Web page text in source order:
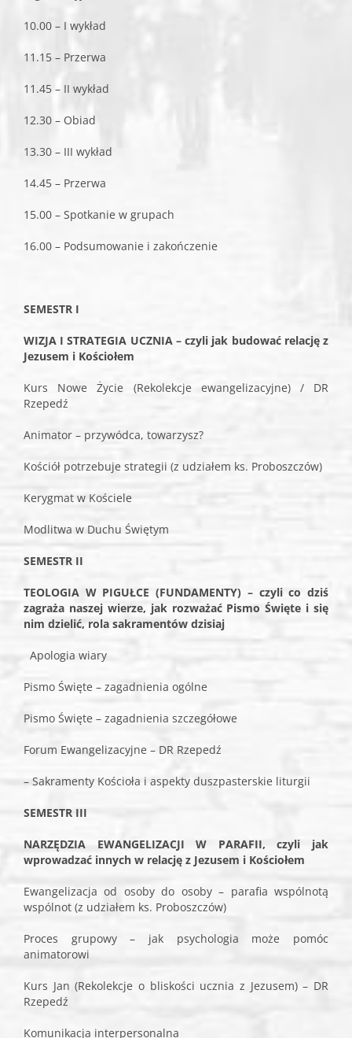
10.00 – I wykład
11.15 – Przerwa
11.45 – II wykład
12.30 – Obiad
13.30 – III wykład
14.45 – Przerwa
15.00 – Spotkanie w grupach
16.00 – Podsumowanie i zakończenie
SEMESTR I
WIZJA I STRATEGIA UCZNIA – czyli jak budować relację z
Jezusem i Kościołem
Kurs Nowe Życie (Rekolekcje ewangelizacyjne) / DR
Rzepedź
Animator – przywódca, towarzysz?
Kościół potrzebuje strategii (z udziałem ks. Proboszczów)
Kerygmat w Kościele
Modlitwa w Duchu Świętym
SEMESTR II
TEOLOGIA W PIGUŁCE (FUNDAMENTY) – czyli co dziś
zagraża naszej wierze, jak rozważać Pismo Święte i się
nim dzielić, rola sakramentów dzisiaj
Apologia wiary
Pismo Święte – zagadnienia ogólne
Pismo Święte – zagadnienia szczegółowe
Forum Ewangelizacyjne – DR Rzepedź
– Sakramenty Kościoła i aspekty duszpasterskie liturgii
SEMESTR III
NARZĘDZIA EWANGELIZACJI W PARAFII, czyli jak
wprowadzać innych w relację z Jezusem i Kościołem
Ewangelizacja od osoby do osoby – parafia wspólnotą
wspólnot (z udziałem ks. Proboszczów)
Proces grupowy – jak psychologia może pomóc
animatorowi
Kurs Jan (Rekolekcje o bliskości ucznia z Jezusem) – DR
Rzepedź
Komunikacja interpersonalna